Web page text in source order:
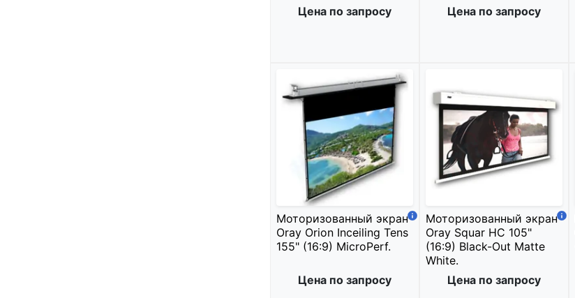
Цена по запросу
Цена по запросу
Моторизованный экран
Oray Orion Inceiling Tens
155" (16:9) MicroPerf.
Цена по запросу
Моторизованный экран
Oray Squar HC 105"
(16:9) Black-Out Matte
White.
Цена по запросу